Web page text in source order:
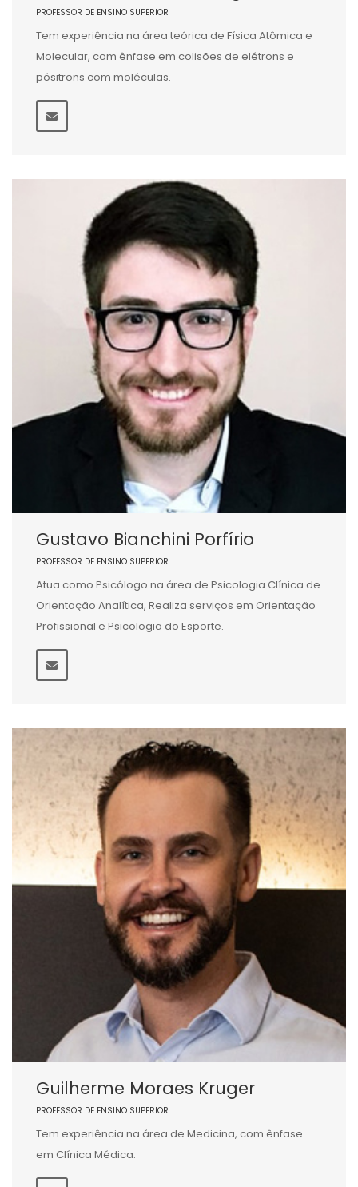
PROFESSOR DE ENSINO SUPERIOR
Tem experiência na área teórica de Física Atômica e
Molecular, com ênfase em colisões de elétrons e
pósitrons com moléculas.
Gustavo Bianchini Porfírio
PROFESSOR DE ENSINO SUPERIOR
Atua como Psicólogo na área de Psicologia Clínica de
Orientação Analítica, Realiza serviços em Orientação
Profissional e Psicologia do Esporte.
Guilherme Moraes Kruger
PROFESSOR DE ENSINO SUPERIOR
Tem experiência na área de Medicina, com ênfase
em Clínica Médica.